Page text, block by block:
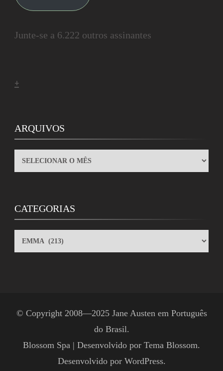
Junte-se a 6.222 outros assinantes
+
ARQUIVOS
ARQUIVOS
CATEGORIAS
CATEGORIAS
© Copyright 2008—2025 Jane Austen em Português
do Brasil.
Blossom Spa | Desenvolvido por Tema Blossom.
Desenvolvido por WordPress.